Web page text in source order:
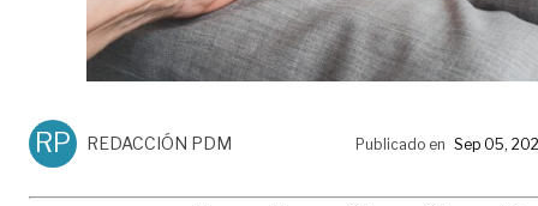
RP REDACCIÓN PDM Publicado en Sep 05,